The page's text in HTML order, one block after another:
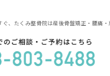
ぐ、たくみ整骨院は産後骨盤矯正・腰痛